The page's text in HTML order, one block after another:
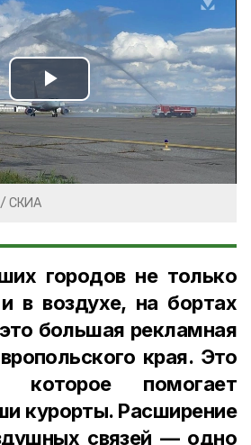
Play
Video
/ СКИА
городов не только
в воздухе, на бортах
большая рекламная
края. Это
которое помогает
курорты. Расширение
связей — одно